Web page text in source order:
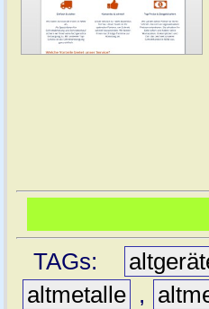
TAGs:
altmetalle ,